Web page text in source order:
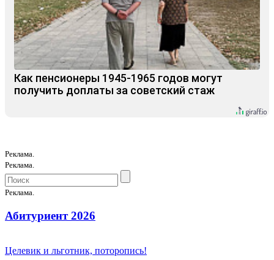
Как пенсионеры 1945-1965 годов могут
получить доплаты за советский стаж
Реклама.
Реклама.
Реклама.
Абитуриент 2026
Целевик и льготник, поторопись!